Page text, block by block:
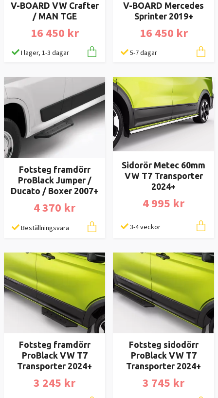
V-BOARD VW Crafter
/ MAN TGE
16 450 kr
I lager, 1-3 dagar
V-BOARD Mercedes
Sprinter 2019+
16 450 kr
5-7 dagar
Fotsteg framdörr
ProBlack Jumper /
Ducato / Boxer 2007+
4 370 kr
Beställningsvara
Sidorör Metec 60mm
VW T7 Transporter
2024+
4 995 kr
3-4 veckor
Fotsteg framdörr
ProBlack VW T7
Transporter 2024+
3 245 kr
Fotsteg sidodörr
ProBlack VW T7
Transporter 2024+
3 745 kr